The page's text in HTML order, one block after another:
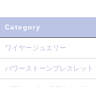
Category
ワイヤージュエリー
パワーストーンブレスレット